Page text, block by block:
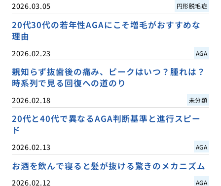
2026.03.05 円形脱毛症
20代30代の若年性AGAにこそ増毛がおすすめな
理由
2026.02.23 AGA
親知らず抜歯後の痛み、ピークはいつ？腫れは？
時系列で見る回復への道のり
2026.02.18 未分類
20代と40代で異なるAGA判断基準と進行スピー
ド
2026.02.13 AGA
お酒を飲んで寝ると髪が抜ける驚きのメカニズム
2026.02.12 AGA